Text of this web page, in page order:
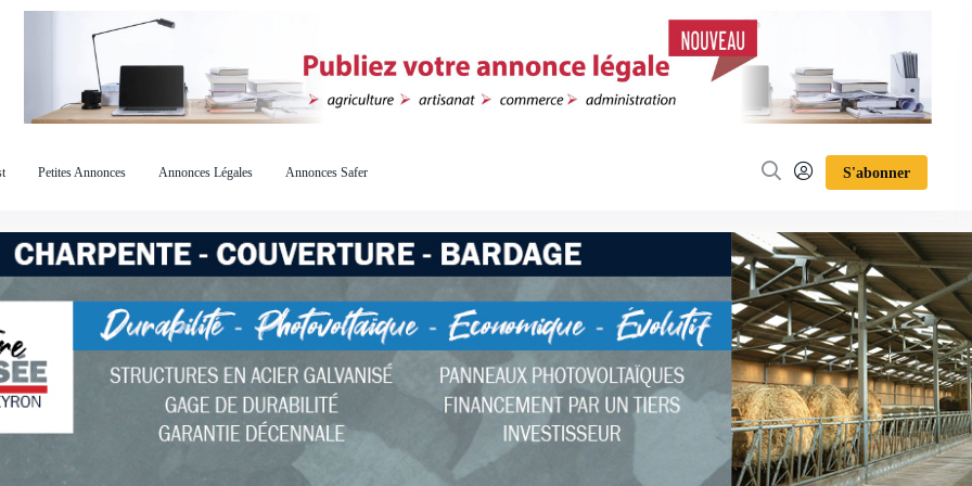
Petites Annonces Annonces Légales Annonces Safer S'abonner